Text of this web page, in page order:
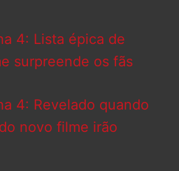
4: Lista épica de
surpreende os fãs
4: Revelado quando
novo filme irão